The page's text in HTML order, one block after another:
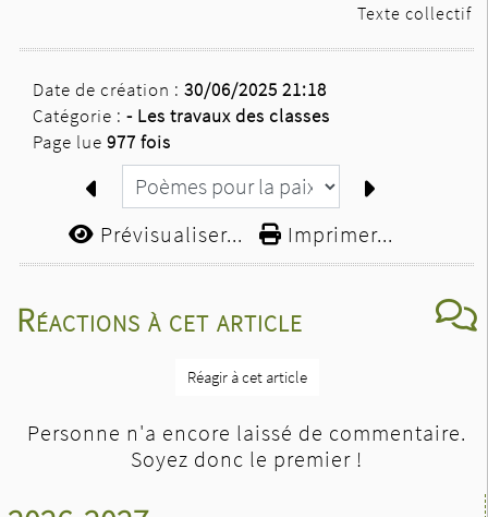
Texte collectif
Date de création : 30/06/2025 21:18
Catégorie : - Les travaux des classes
Page lue 977 fois
Prévisualiser... Imprimer...
Réactions à cet article
Réagir à cet article
Personne n'a encore laissé de commentaire.
Soyez donc le premier !